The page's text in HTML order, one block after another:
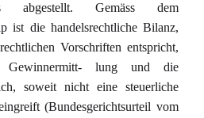
abgestellt. Gemäss dem
ist die handelsrechtliche Bilanz,
Vorschriften entspricht,
Gewinnermitt- lung und die
soweit nicht eine steuerliche
(Bundesgerichtsurteil vom